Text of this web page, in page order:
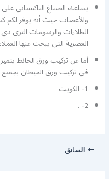
يساعك الصباغ الباكستاني على
والأعصاب حيث أنه يوفر لكم
الطلاءات والرسومات الثري
العصرية التي يبحث عنها
أما عن تركيب ورق الحائط
في تركيب ورق الحيطان بجميع
1- الكويت
2- .
السابق